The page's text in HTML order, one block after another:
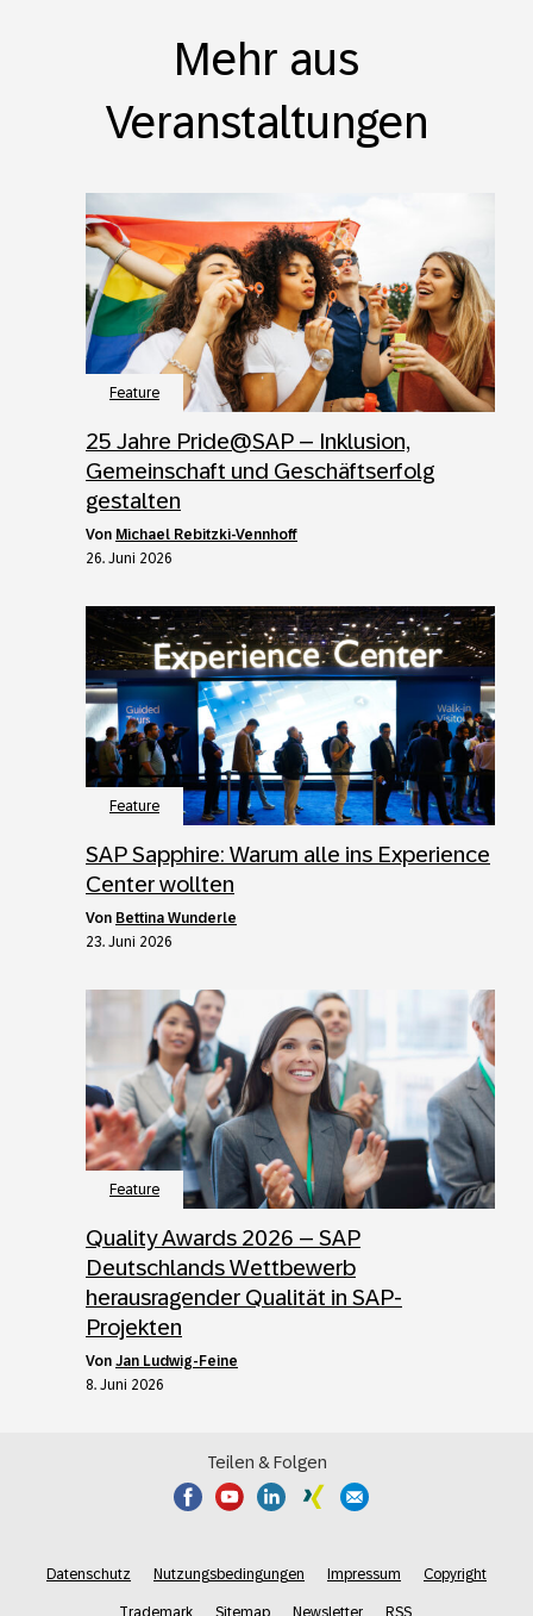
Mehr aus
Veranstaltungen
Feature
25 Jahre Pride@SAP – Inklusion,
Gemeinschaft und Geschäftserfolg
gestalten
von Michael Rebitzki-Vennhoff
26. Juni 2026
Feature
SAP Sapphire: Warum alle ins Experience
Center wollten
von Bettina Wunderle
23. Juni 2026
Feature
Quality Awards 2026 – SAP
Deutschlands Wettbewerb
herausragender Qualität in SAP-
Projekten
von Jan Ludwig-Feine
8. Juni 2026
Teilen & Folgen
Datenschutz Nutzungsbedingungen Impressum Copyright
Trademark Sitemap Newsletter RSS